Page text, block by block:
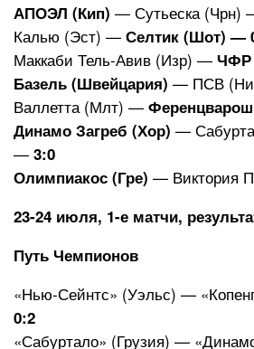
АПОЭЛ (Кип) — Сутьеска (Чрн)
Калью (Эст) — Селтик (Шот) —
Маккаби Тель-Авив (Изр) — ЧФР
Базель (Швейцария) — ПСВ
Валлетта (Млт) —
Динамо Загреб (Хор) —
— 3:0
Олимпиакос (Гре) — Виктория
23-24 июля, 1-е матчи,
Путь Чемпионов
«Нью-Сейнтс» (Уэльс) —
0:2
«Сабуртало» (Грузия) —